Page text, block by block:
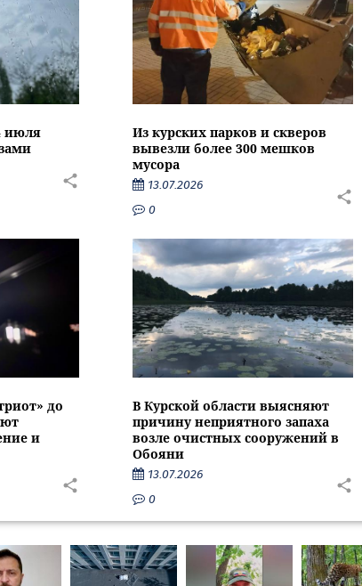
июля
Из курских парков и скверов
вывезли более 300 мешков
мусора
13.07.2026
0
до
и
В Курской области выясняют
причину неприятного запаха
возле очистных сооружений в
Обояни
13.07.2026
0